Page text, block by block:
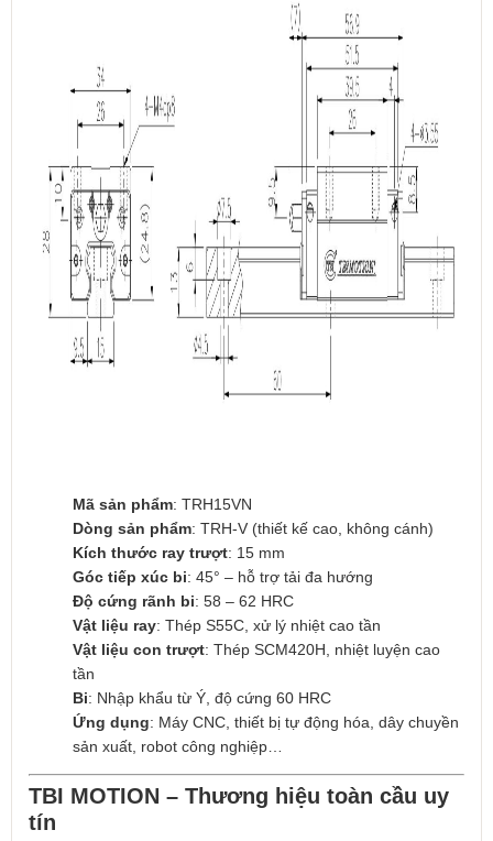
Mã sản phẩm: TRH15VN
Dòng sản phẩm: TRH-V (thiết kế cao, không cánh)
Kích thước ray trượt: 15 mm
Góc tiếp xúc bi: 45° – hỗ trợ tải đa hướng
Độ cứng rãnh bi: 58 – 62 HRC
Vật liệu ray: Thép S55C, xử lý nhiệt cao tần
Vật liệu con trượt: Thép SCM420H, nhiệt luyện cao
tần
Bi: Nhập khẩu từ Ý, độ cứng 60 HRC
Ứng dụng: Máy CNC, thiết bị tự động hóa, dây chuyền
sản xuất, robot công nghiệp…
TBI MOTION – Thương hiệu toàn cầu uy
tín